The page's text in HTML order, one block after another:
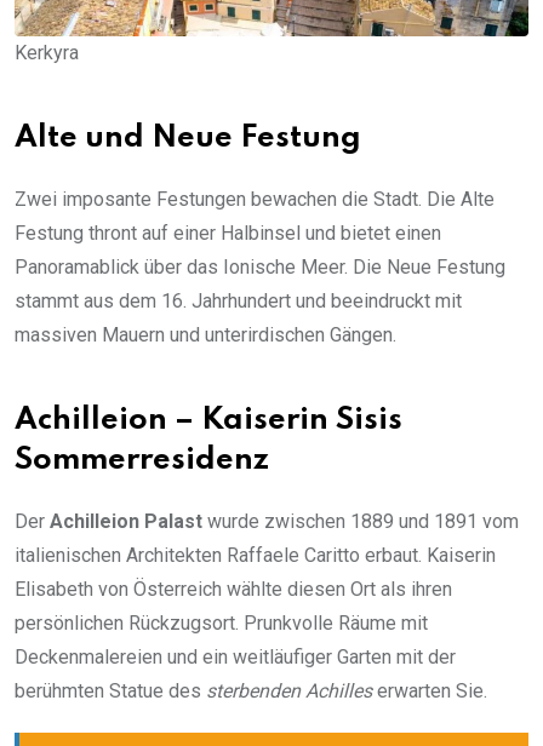
Kerkyra
Alte und Neue Festung
Zwei imposante Festungen bewachen die Stadt. Die Alte
Festung thront auf einer Halbinsel und bietet einen
Panoramablick über das Ionische Meer. Die Neue Festung
stammt aus dem 16. Jahrhundert und beeindruckt mit
massiven Mauern und unterirdischen Gängen.
Achilleion – Kaiserin Sisis
Sommerresidenz
Der Achilleion Palast wurde zwischen 1889 und 1891 vom
italienischen Architekten Raffaele Caritto erbaut. Kaiserin
Elisabeth von Österreich wählte diesen Ort als ihren
persönlichen Rückzugsort. Prunkvolle Räume mit
Deckenmalereien und ein weitläufiger Garten mit der
berühmten Statue des sterbenden Achilleserwarten Sie.